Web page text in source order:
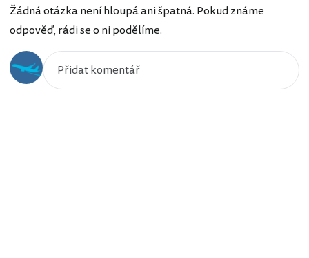
Žádná otázka není hloupá ani špatná. Pokud známe
odpověď, rádi se o ni podělíme.